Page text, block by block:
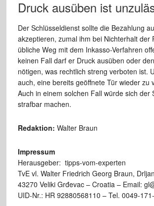
Druck ausüben ist
Der Schlüsseldienst sollte die Bezahlung
akzeptieren, zumal ihm bei Nichterhalt der
übliche Weg mit dem Inkasso-Verfahren
keinen Fall darf er Druck ausüben oder
nötigen, was rechtlich streng verboten ist.
auch, eine bereits geöffnete Tür wieder zu
Auch in einem solchen Fall würde sich der
strafbar machen.
Redaktion: Walter Braun
Impressum
Herausgeber: tipps-vom-experten
TvE vl. Walter Friedrich Georg Braun,
43270 Veliki Grđevac – Croatia – Email:
UID-Nr.: HR 92880568110 – Tel. 0049-